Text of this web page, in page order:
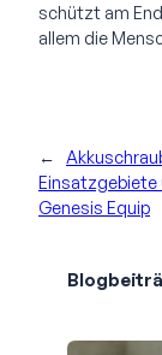
schützt am
allem die
←
Einsatzgebiete
Genesis Equip